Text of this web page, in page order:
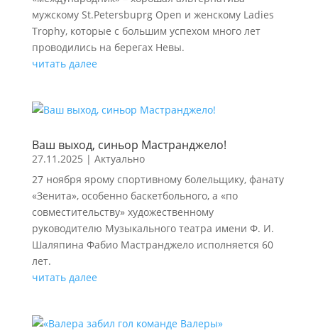
мужскому St.Petersbuprg Open и женскому Ladies
Trophy, которые с большим успехом много лет
проводились на берегах Невы.
читать далее
Ваш выход, синьор Мастранджело!
27.11.2025 | Актуально
27 ноября ярому спортивному болельщику, фанату
«Зенита», особенно баскетбольного, а «по
совместительству» художественному
руководителю Музыкального театра имени Ф. И.
Шаляпина Фабио Мастранджело исполняется 60
лет.
читать далее